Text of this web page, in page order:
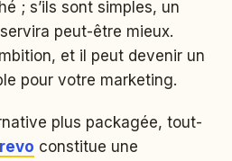
; s’ils sont simples, un
peut-être mieux.
et il peut devenir un
pour votre marketing.
plus packagée, tout-
constitue une